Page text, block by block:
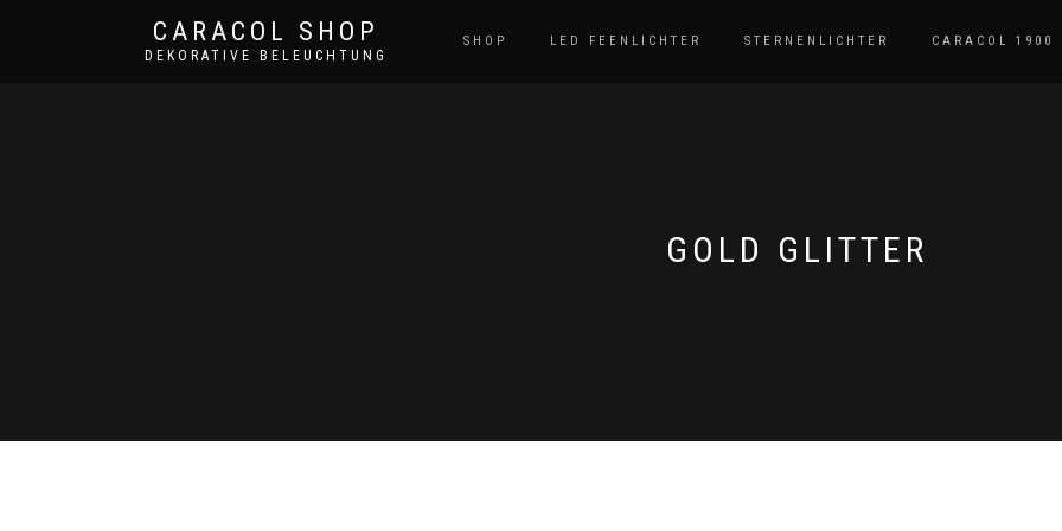
CARACOL SHOP
DEKORATIVE BELEUCHTUNG
SHOP LED FEENLICHTER STERNENLICHTER CARACOL 1900
GOLD GLITTER